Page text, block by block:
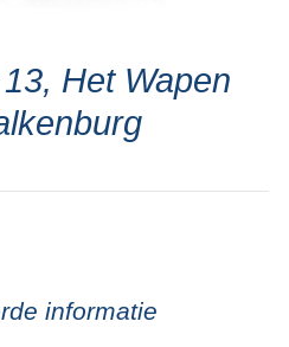
Het Wapen
informatie